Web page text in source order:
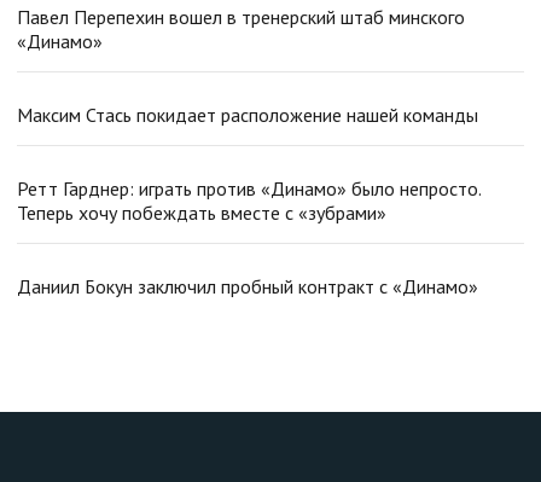
Павел Перепехин вошел в тренерский штаб минского
«Динамо»
Максим Стась покидает расположение нашей команды
Ретт Гарднер: играть против «Динамо» было непросто.
Теперь хочу побеждать вместе с «зубрами»
Даниил Бокун заключил пробный контракт с «Динамо»